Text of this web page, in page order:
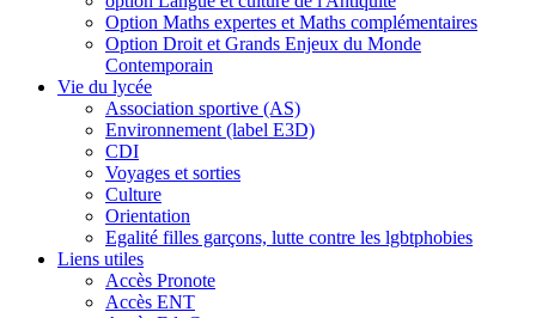
Option Maths expertes et Maths complémentaires
Option Droit et Grands Enjeux du Monde
Contemporain
Vie du lycée
Association sportive (AS)
Environnement (label E3D)
CDI
Voyages et sorties
Culture
Orientation
Egalité filles garçons, lutte contre les lgbtphobies
Liens utiles
Accès Pronote
Accès ENT